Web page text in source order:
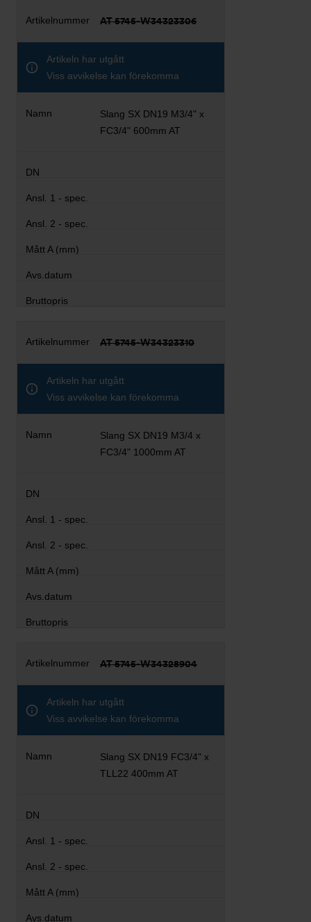
AT 5745-W34323306
Artikeln har utgått
Viss avvikelse kan förekomma
Slang SX DN19 M3/4" x
FC3/4" 600mm AT
AT 5745-W34323310
Artikeln har utgått
Viss avvikelse kan förekomma
Slang SX DN19 M3/4 x
FC3/4" 1000mm AT
AT 5745-W34328904
Artikeln har utgått
Viss avvikelse kan förekomma
Slang SX DN19 FC3/4" x
TLL22 400mm AT